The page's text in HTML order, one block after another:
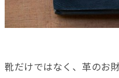
靴だけではなく、革のお